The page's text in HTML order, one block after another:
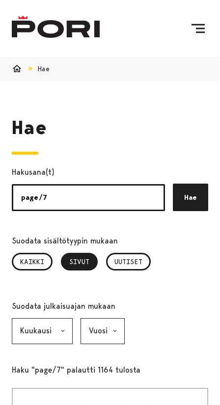
Hae
Hae
Hakusana(t)
Hae
Suodata sisältötyypin mukaan
KAIKKI SIVUT
, VALITTU UUTISET
Suodata julkaisuajan mukaan
Haku "page/7" palautti 1164 tulosta